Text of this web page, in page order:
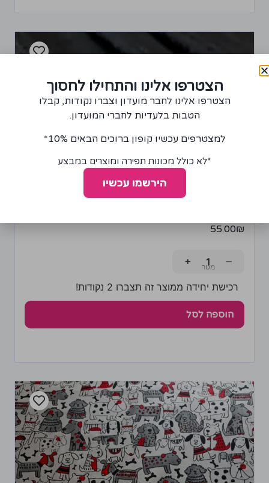
55.00₪
−
+
רכישת יחידה ממוצר זה תצברו 2 נקודות!
הוספה לסל
הצטרפו אלינו והתחילו לחסוך
הצטרפו אלינו לחבר מועדון וצברו נקודות, קבלו
הטבות בלעדיות לחברי המועדון.
למצטרפים עכשיו קופון ברוכים הבאים 10%*
*לא כולל מכונות תפירה ומוצרים במבצע
הירשמו עכשיו